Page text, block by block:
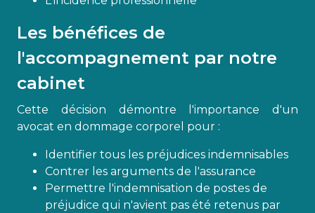
Les bénéfices de
l'accompagnement par notre
cabinet
Cette décision démontre l'importance d'un
avocat en dommage corporel pour :
Identifier tous les préjudices indemnisables
Contrer les arguments de l'assurance
Permettre l'indemnisation de postes de
préjudice qui n'avient pas été retenus par